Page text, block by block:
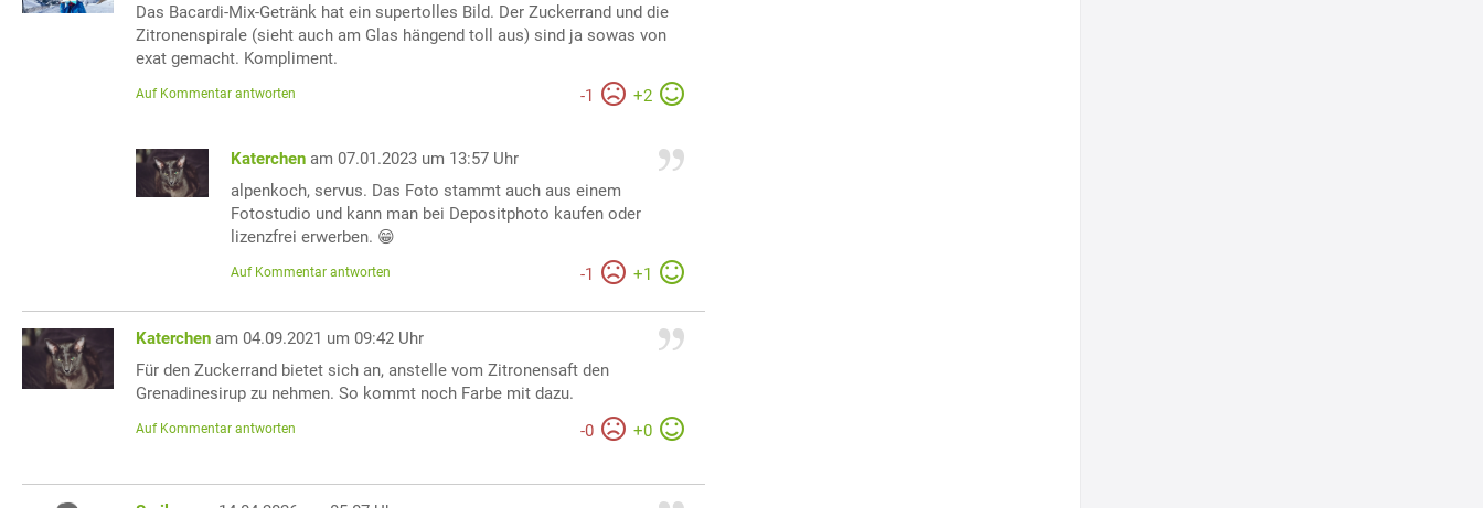
Das Bacardi-Mix-Getränk hat ein supertolles Bild. Der Zuckerrand und die
Zitronenspirale (sieht auch am Glas hängend toll aus) sind ja sowas von
exat gemacht. Kompliment.
-1 +2
Auf Kommentar antworten
Katerchen am 07.01.2023 um 13:57 Uhr
alpenkoch, servus. Das Foto stammt auch aus einem
Fotostudio und kann man bei Depositphoto kaufen oder
lizenzfrei erwerben. 😁
-1 +1
Auf Kommentar antworten
Katerchen am 04.09.2021 um 09:42 Uhr
Für den Zuckerrand bietet sich an, anstelle vom Zitronensaft den
Grenadinesirup zu nehmen. So kommt noch Farbe mit dazu.
-0 +0
Auf Kommentar antworten